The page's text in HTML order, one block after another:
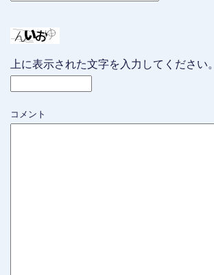
上に表示された文字を入力してください。
コメント